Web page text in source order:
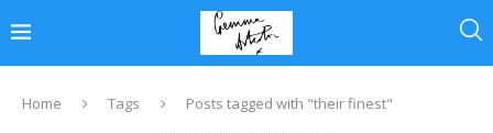
Home Tags Posts tagged with "their finest"